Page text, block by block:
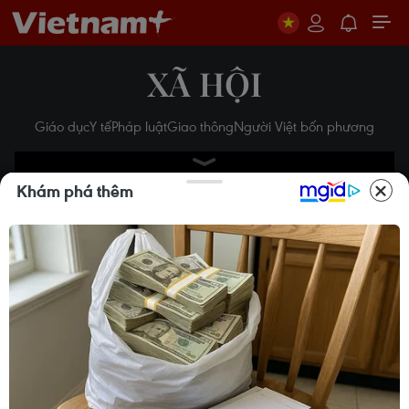
XÃ HỘI
Giáo dụcY tếPháp luậtGiao thôngNgười Việt bốn phương
Khám phá thêm